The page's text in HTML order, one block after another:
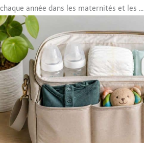
chaque année dans les maternités et les ...